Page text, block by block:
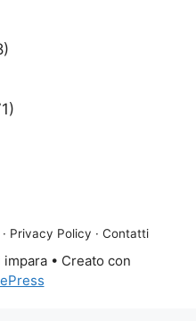
· Privacy Policy · Contatti
• Creato con